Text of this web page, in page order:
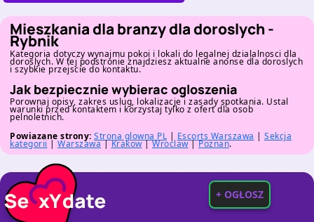
Mieszkania dla branzy dla doroslych -
Rybnik
Kategoria dotyczy wynajmu pokoi i lokali do legalnej dzialalnosci dla
doroslych. W tej podstronie znajdziesz aktualne anonse dla doroslych
i szybkie przejscie do kontaktu.
Jak bezpiecznie wybierac ogloszenia
Porownaj opisy, zakres uslug, lokalizacje i zasady spotkania. Ustal
warunki przed kontaktem i korzystaj tylko z ofert dla osob
pelnoletnich.
Powiazane strony: Strona glowna PL | Escorts Warszawa | Sekcja
kategorii | Warszawa|Krakow|Wroclaw|Poznan.
+ OGŁOSZ